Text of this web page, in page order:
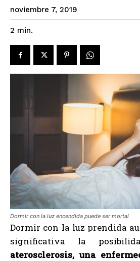
noviembre 7, 2019
2 min.
Dormir con la luz encendida puede ser mortal
Dormir con la luz prendida
significativa la
aterosclerosis, una